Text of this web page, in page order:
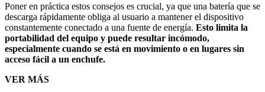
Poner en práctica estos consejos es crucial, ya que una batería que se
descarga rápidamente obliga al usuario a mantener el dispositivo
constantemente conectado a una fuente de energía. Esto limita la
portabilidad del equipo y puede resultar incómodo,
especialmente cuando se está en movimiento o en lugares sin
acceso fácil a un enchufe.
VER MÁS